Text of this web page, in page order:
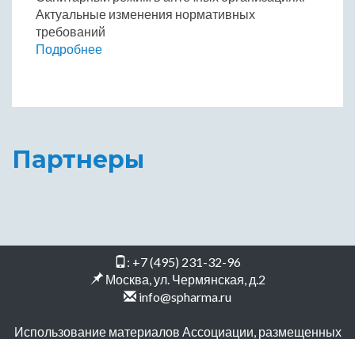
Актуальные изменения нормативных
требований
Подробнее
Партнеры
: +7 (495) 231-32-96
Москва, ул. Чермянская, д.2
info@spharma.ru
Использование материалов Ассоциации, размещенных